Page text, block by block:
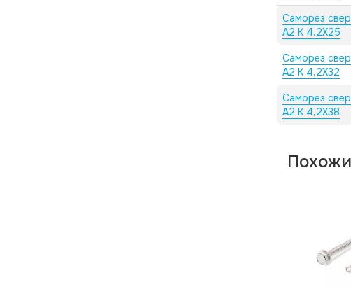
Саморез
А2 K 4,2X25
Саморез
А2 K 4,2X32
Саморез
А2 K 4,2X38